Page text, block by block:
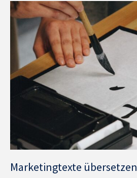
Marketingtexte übersetzen